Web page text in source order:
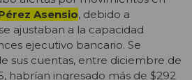
Asensio, debido a
ajustaban a la capacidad
ejecutivo bancario. Se
sus cuentas, entre diciembre de
habrían ingresado más de $292